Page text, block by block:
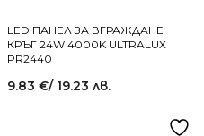
LED ПАНЕЛ ЗА ВГРАЖДАНЕ
КРЪГ 24W 4000K ULTRALUX
PR2440
9.83 €/ 19.23 лв.